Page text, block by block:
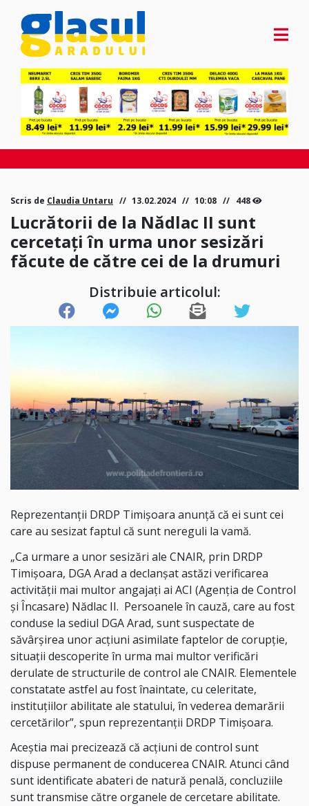
Scris de Claudia Untaru 13.02.2024 10:08 448
Lucrătorii de la Nădlac II sunt
cercetați în urma unor sesizări
făcute de către cei de la drumuri
Distribuie articolul:
Reprezentanții DRDP Timișoara anunță că ei sunt cei
care au sesizat faptul că sunt nereguli la vamă.
„Ca urmare a unor sesizări ale CNAIR, prin DRDP
Timișoara, DGA Arad a declanșat astăzi verificarea
activității mai multor angajați ai ACI (Agenția de Control
și Încasare) Nădlac II. Persoanele în cauză, care au fost
conduse la sediul DGA Arad, sunt suspectate de
săvârșirea unor acțiuni asimilate faptelor de corupție,
situații descoperite în urma mai multor verificări
derulate de structurile de control ale CNAIR. Elementele
constatate astfel au fost înaintate, cu celeritate,
instituțiilor abilitate ale statului, în vederea demarării
cercetărilor”, spun reprezentanții DRDP Timișoara.
Aceștia mai precizează că acțiuni de control sunt
dispuse permanent de conducerea CNAIR. Atunci când
sunt identificate abateri de natură penală, concluziile
sunt transmise către organele de cercetare abilitate.